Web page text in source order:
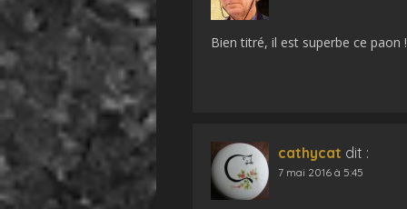
Bien titré, il est superbe ce paon !
cathycat dit :
7 mai 2016 à 5:45